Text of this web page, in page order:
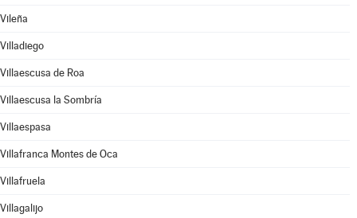
Vileña
Villadiego
Villaescusa de Roa
Villaescusa la Sombría
Villaespasa
Villafranca Montes de Oca
Villafruela
Villagalijo